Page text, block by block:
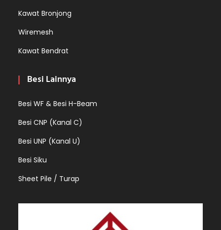
Kawat Bronjong
Wiremesh
Kawat Bendrat
Besi Lainnya
Besi WF & Besi H-Beam
Besi CNP (Kanal C)
Besi UNP (Kanal U)
Besi Siku
Sheet Pile / Turap